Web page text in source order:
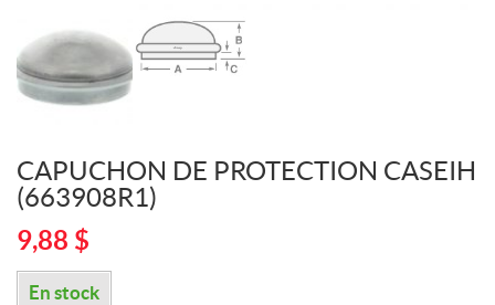
CAPUCHON DE PROTECTION CASEIH
(663908R1)
9,88 $
En stock